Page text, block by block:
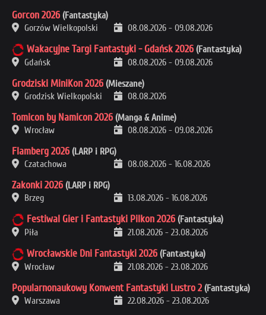
Gorcon 2026 (Fantastyka)
Gorzów Wielkopolski
08.08.2026 - 09.08.2026
Wakacyjne Targi Fantastyki - Gdańsk 2026 (Fantastyka)
Gdańsk
08.08.2026 - 09.08.2026
Grodziski MiniKon 2026 (Mieszane)
Grodzisk Wielkopolski
08.08.2026
Tomicon by Namicon 2026 (Manga & Anime)
Wrocław
08.08.2026 - 09.08.2026
Flamberg 2026 (LARP i RPG)
Czatachowa
08.08.2026 - 16.08.2026
Zakonki 2026 (LARP i RPG)
Brzeg
13.08.2026 - 16.08.2026
Festiwal Gier i Fantastyki Pilkon 2026 (Fantastyka)
Piła
21.08.2026 - 23.08.2026
Wrocławskie Dni Fantastyki 2026 (Fantastyka)
Wrocław
21.08.2026 - 23.08.2026
Popularnonaukowy Konwent Fantastyki Lustro 2 (Fantastyka)
Warszawa
22.08.2026 - 23.08.2026